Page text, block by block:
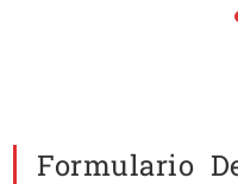
Formulario